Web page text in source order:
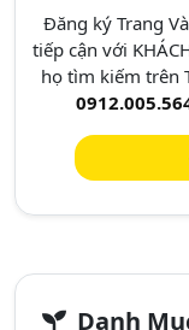
Đăng ký Trang
tiếp cận với
họ tìm kiếm trên
Danh